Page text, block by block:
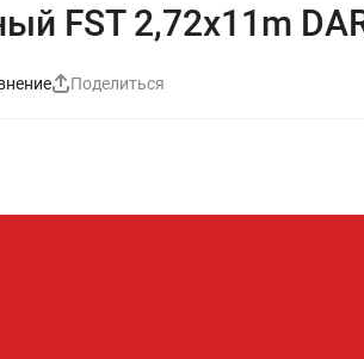
FST 2,72x11m
Поделиться